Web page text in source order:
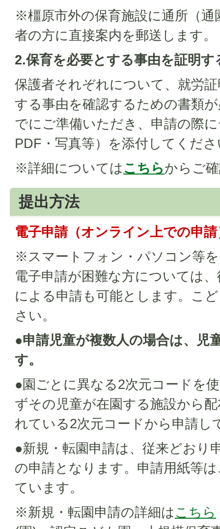
※橿原市外の保育施設に通所（通
者の方に直接案内を郵送します。
2.保育を必要とする事由を証明す
保護者それぞれについて、就労
する事由を確認するための書類
でにご準備いただき、申請の際
PDF・写真等）を添付してくだ
※詳細についてはこちらからご
提出方法
電子申請（オンライン上での申請
※スマートフォン・パソコン等
電子申請が困難な方については
による申請も可能とします。こ
さい。
●申請児童が複数人の場合は、児
す。
●園ごとに異なる2次元コードを
ずその児童が在園する施設から
れている2次元コードから申請し
●新規・転園申請は、従来どおり
の申請となります。申請用紙等
ています。
※新規・転園申請の詳細はこちら